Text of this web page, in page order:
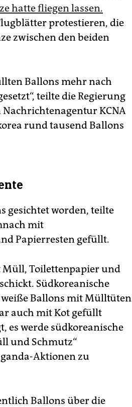
hatte fliegen lassen.
protestieren, die
zwischen den beiden
Ballons mehr nach
teilte die Regierung
KCNA
rund tausend Ballons
gesichtet worden, teilte
mit
Papierresten gefüllt.
Toilettenpapier und
Südkoreanische
Ballons mit Mülltüten
auch mit Kot gefüllt
es werde südkoreanische
und Schmutz“
Aktionen zu
Ballons über die